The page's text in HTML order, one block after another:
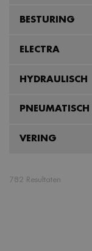
BESTURING
ELECTRA
HYDRAULISCH
PNEUMATISCH
VERING
782 Resultaten